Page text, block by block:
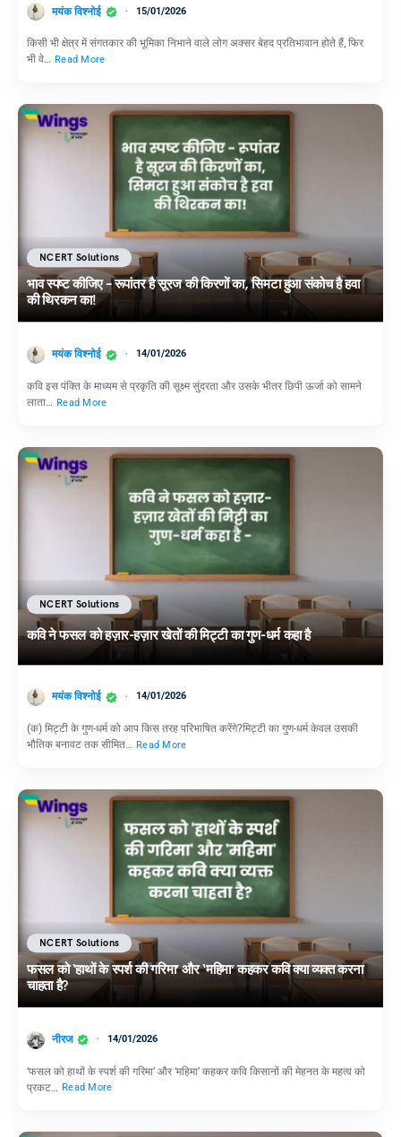
मयंक विश्नोई 15/01/2026
किसी भी क्षेत्र में संगतकार की भूमिका निभाने वाले लोग अक्सर बेहद प्रतिभावान होते हैं, फिर
भी वे… Read More
NCERT Solutions
भाव स्पष्ट कीजिए – रूपांतर है सूरज की किरणों का, सिमटा हुआ संकोच है हवा
की थिरकन का!
मयंक विश्नोई 14/01/2026
कवि इस पंक्ति के माध्यम से प्रकृति की सूक्ष्म सुंदरता और उसके भीतर छिपी ऊर्जा को सामने
लाता… Read More
NCERT Solutions
कवि ने फसल को हज़ार-हज़ार खेतों की मिट्टी का गुण-धर्म कहा है
मयंक विश्नोई 14/01/2026
(क) मिट्टी के गुण-धर्म को आप किस तरह परिभाषित करेंगे?मिट्टी का गुण-धर्म केवल उसकी
भौतिक बनावट तक सीमित… Read More
NCERT Solutions
फसल को ‘हाथों के स्पर्श की गरिमा’ और ‘महिमा’ कहकर कवि क्या व्यक्त करना
चाहता है?
नीरज 14/01/2026
‘फसल को हाथों के स्पर्श की गरिमा’ और ‘महिमा’ कहकर कवि किसानों की मेहनत के महत्व को
प्रकट… Read More